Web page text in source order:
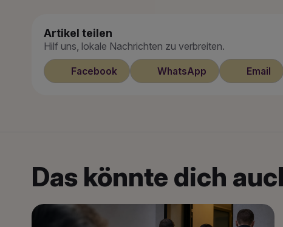
Artikel teilen
Hilf uns, lokale Nachrichten zu verbreiten.
Facebook WhatsApp Email
Das könnte dich